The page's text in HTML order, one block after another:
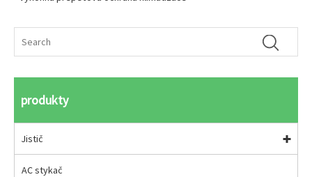
produkty
Jistič
AC stykač